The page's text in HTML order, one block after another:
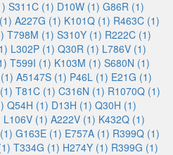
S311C (1) D10W (1) G86R (1)
A227G (1) K101Q (1) R463C (1)
T798M (1) S310Y (1) R222C (1)
L302P (1) Q30R (1) L786V (1)
T599I (1) K103M (1) S680N (1)
A5147S (1) P46L (1) E21G (1)
T81C (1) C316N (1) R1070Q (1)
Q54H (1) D13H (1) Q30H (1)
L106V (1) A222V (1) K432Q (1)
G163E (1) E757A (1) R399Q (1)
T334G (1) H274Y (1) R399G (1)